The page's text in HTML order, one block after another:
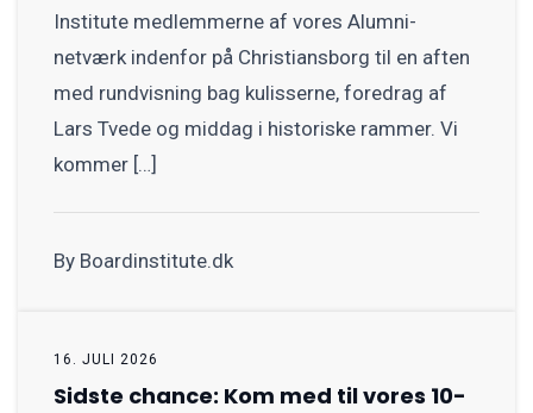
Institute medlemmerne af vores Alumni-
netværk indenfor på Christiansborg til en aften
med rundvisning bag kulisserne, foredrag af
Lars Tvede og middag i historiske rammer. Vi
kommer […]
By Boardinstitute.dk
16. JULI 2026
Sidste chance: Kom med til vores 10-